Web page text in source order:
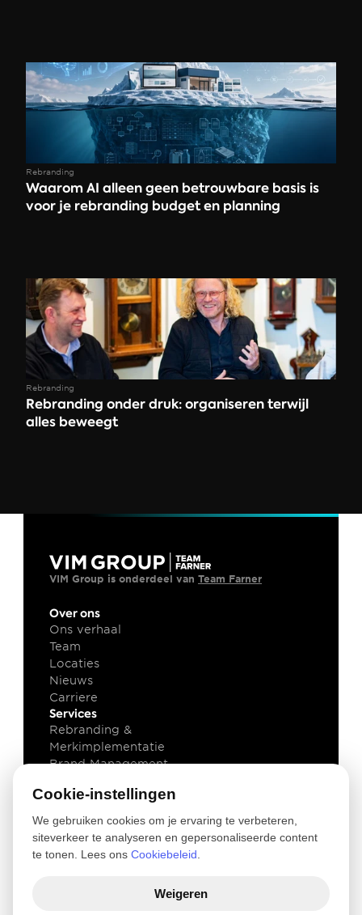
Rebranding
Waarom AI alleen geen betrouwbare basis is
voor je rebranding budget en planning
Rebranding
Rebranding onder druk: organiseren terwijl
alles beweegt
VIM Group is onderdeel van Team Farner
Over ons
Ons verhaal
Team
Locaties
Nieuws
Carriere
Services
Rebranding &
Merkimplementatie
Brand Management
Kennis
Insights
Privacy and Cookie Policy
Cookie-instellingen
We gebruiken cookies om je ervaring te verbeteren,
siteverkeer te analyseren en gepersonaliseerde content
te tonen. Lees ons Cookiebeleid
Weigeren